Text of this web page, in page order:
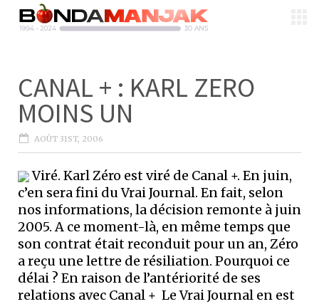
CANAL + : KARL ZERO
MOINS UN
AOÛT 31ST, 2006
Viré. Karl Zéro est viré de Canal +. En juin,
c’en sera fini du Vrai Journal. En fait, selon
nos informations, la décision remonte à juin
2005. A ce moment-là, en même temps que
son contrat était reconduit pour un an, Zéro
a reçu une lettre de résiliation. Pourquoi ce
délai ? En raison de l’antériorité de ses
relations avec Canal + ­ Le Vrai Journal en est